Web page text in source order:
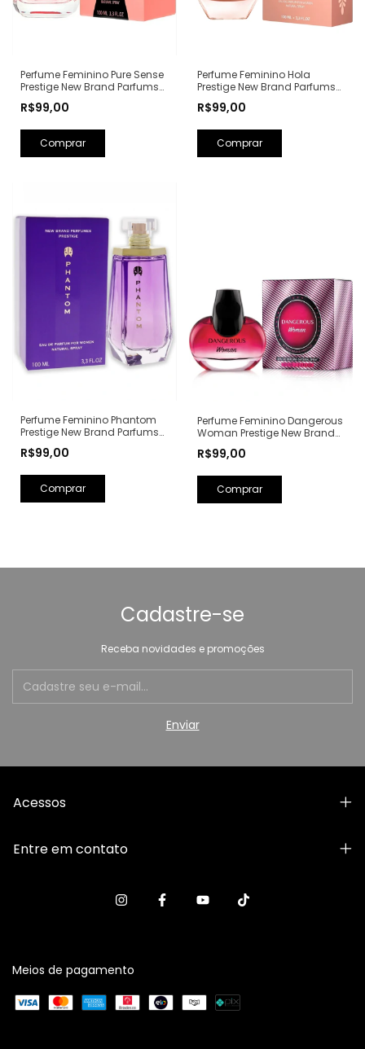
Perfume Feminino Pure Sense
Prestige New Brand Parfums
Olfativa: Pure XS For Her
R$99,00
Perfume Feminino Hola
Prestige New Brand Parfums
Olfativa: Olympéa Paco
R$99,00
Perfume Feminino Phantom
Prestige New Brand Parfums
Eau de Parfum - 100ml (Ref.
Olfativa: Alien Mugler)
R$99,00
Perfume Feminino Dangerous
Woman Prestige New Brand
100ml (Ref. Olfativa: Poison
R$99,00
Cadastre-se
Receba novidades e promoções
Acessos
Entre em contato
Meios de pagamento